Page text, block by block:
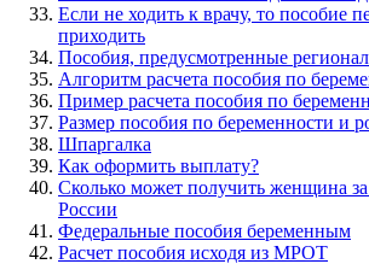
Если не ходить к врачу, то пособие
приходить
Пособия, предусмотренные
Алгоритм расчета пособия по
Пример расчета пособия по
Размер пособия по беременности и
Шпаргалка
Как оформить выплату?
Сколько может получить женщина за
России
Федеральные пособия беременным
Расчет пособия исходя из МРОТ